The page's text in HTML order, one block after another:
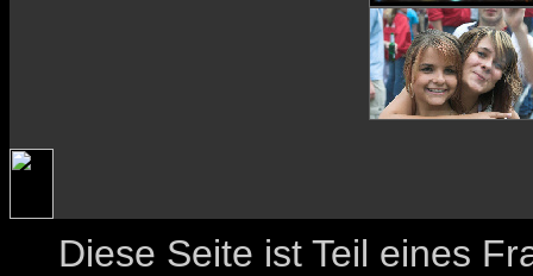
Diese Seite ist Teil eines